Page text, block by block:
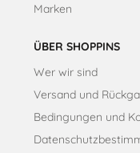
Marken
ÜBER SHOPPINS
Wer wir sind
Versand und
Bedingungen und